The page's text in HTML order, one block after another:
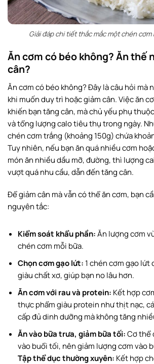
Giải đáp chi tiết thắc mắc một chén cơm
Ăn cơm có béo không? Ăn thế
cân?
Ăn cơm có béo không? Đây là câu hỏi mà
khi muốn duy trì hoặc giảm cân. Việc ăn
khiến bạn tăng cân, mà chủ yếu phụ
và tổng lượng calo tiêu thụ trong ngày.
chén cơm trắng (khoảng 150g) chứa
Tuy nhiên, nếu bạn ăn quá nhiều cơm
món ăn nhiều dầu mỡ, đường, thì lượng
vượt quá nhu cầu, dẫn đến tăng cân.
Để giảm cân mà vẫn có thể ăn cơm, bạn
nguyên tắc:
Kiểm soát khẩu phần:Ăn lượng cơm
chén cơm mỗi bữa.
Chọn cơm gạo lứt: 1 chén cơm gạo lứt
giàu chất xơ, giúp bạn no lâu hơn.
Ăn cơm với rau và protein: Kết hợp
thực phẩm giàu protein như thịt nạc,
cấp đủ dinh dưỡng mà không tăng
Ăn vào bữa trưa, giảm bữa tối:Cơ thể
vào buổi tối, nên giảm lượng cơm vào
Tập thể dục thường xuyên: Kết hợp